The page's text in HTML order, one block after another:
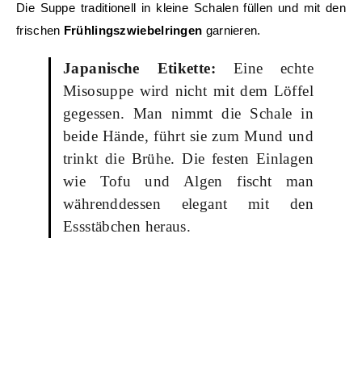
Die Suppe traditionell in kleine Schalen füllen und mit den
frischen Frühlingszwiebelringen garnieren.
Japanische Etikette: Eine echte
Misosuppe wird nicht mit dem Löffel
gegessen. Man nimmt die Schale in
beide Hände, führt sie zum Mund und
trinkt die Brühe. Die festen Einlagen
wie Tofu und Algen fischt man
währenddessen elegant mit den
Essstäbchen heraus.